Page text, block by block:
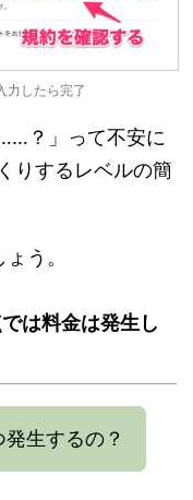
力したら完了
？」って不安に
りするレベルの簡
う。
は料金は発生し
生するの？